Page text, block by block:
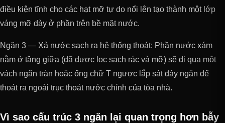
điều kiện tĩnh cho các hạt mỡ tự do nổi lên tạo thành một lớp
váng mỡ dày ở phần trên bề mặt nước.
Ngăn 3 — Xả nước sạch ra hệ thống thoát: Phần nước xám
nằm ở tầng giữa (đã được lọc sạch rác và mỡ) sẽ đi qua một
vách ngăn tràn hoặc ống chữ T ngược lắp sát đáy ngăn để
thoát ra ngoài trục thoát nước chính của tòa nhà.
Vì sao cấu trúc 3 ngăn lại quan trọng hơn bẫy